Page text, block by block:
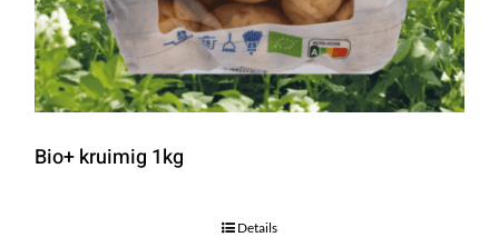
Bio+ kruimig 1kg
Details